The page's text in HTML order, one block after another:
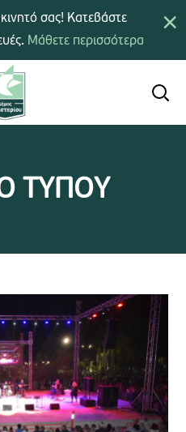
ΤΥΠΟΥ
×
σας! Κατεβάστε
Μάθετε περισσότερα